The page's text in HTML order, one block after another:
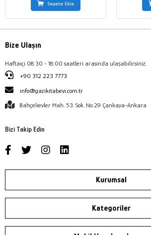
Sepete Ekle
Bize Ulaşın
Haftaiçi 08:30 - 18:00 saatleri arasında ulaşabilirsiniz.
+90 312 223 7773
info@gazikitabevi.com.tr
Bahçelievler Mah. 53. Sok. No:29 Çankaya-Ankara
Bizi Takip Edin
Kurumsal
Kategoriler